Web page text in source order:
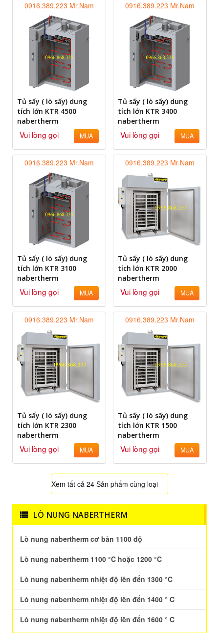
0916.389.223 Mr.Nam
Tủ sấy ( lò sấy) dung
tích lớn KTR 4500
nabertherm
Vui lòng gọi MUA
0916.389.223 Mr.Nam
Tủ sấy ( lò sấy) dung
tích lớn KTR 3400
nabertherm
Vui lòng gọi MUA
0916.389.223 Mr.Nam
Tủ sấy ( lò sấy) dung
tích lớn KTR 3100
nabertherm
Vui lòng gọi MUA
0916.389.223 Mr.Nam
Tủ sấy ( lò sấy) dung
tích lớn KTR 2000
nabertherm
Vui lòng gọi MUA
0916.389.223 Mr.Nam
Tủ sấy ( lò sấy) dung
tích lớn KTR 2300
nabertherm
Vui lòng gọi MUA
0916.389.223 Mr.Nam
Tủ sấy ( lò sấy) dung
tích lớn KTR 1500
nabertherm
Vui lòng gọi MUA
Xem tất cả 24 Sản phẩm cùng loại
LÒ NUNG NABERTHERM
Lò nung nabertherm cơ bản 1100 độ
Lò nung nabertherm 1100 °C hoặc 1200 °C
Lò nung nabertherm nhiệt độ lên đến 1300 °C
Lò nung nabertherm nhiệt độ lên đến 1400 ° C
Lò nung nabertherm nhiệt độ lên đến 1600 ° C